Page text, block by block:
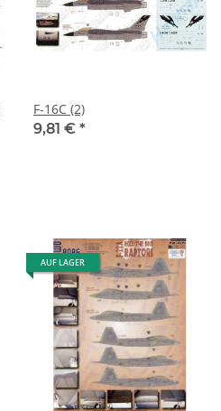
F-16C (2)
9,81 € *
AUF LAGER